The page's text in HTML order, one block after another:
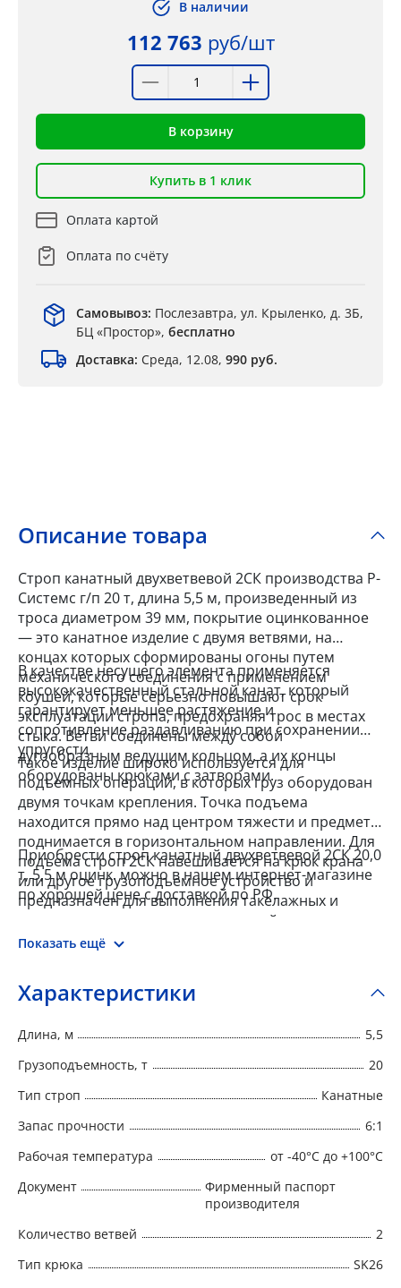
В наличии
112 763 руб/шт
В корзину
Купить в 1 клик
Оплата картой
Оплата по счёту
Самовывоз: Послезавтра, ул. Крыленко, д. 3Б,
БЦ «Простор», бесплатно
Доставка: Среда, 12.08, 990 руб.
Описание товара
Строп канатный двухветвевой 2СК производства Р-
Системс г/п 20 т, длина 5,5 м, произведенный из
троса диаметром 39 мм, покрытие оцинкованное
— это канатное изделие с двумя ветвями, на
концах которых сформированы огоны путем
механического соединения с применением
коушей, которые серьезно повышают срок
эксплуатации стропа, предохраняя трос в местах
стыка. Ветви соединены между собой
дугообразным ведущим кольцом, а их концы
оборудованы крюками с затворами.
В качестве несущего элемента применяется
высококачественный стальной канат, который
гарантирует меньшее растяжение и
сопротивление раздавливанию при сохранении
упругости.
Такое изделие широко используется для
подъемных операций, в которых груз оборудован
двумя точкам крепления. Точка подъема
находится прямо над центром тяжести и предмет
поднимается в горизонтальном направлении. Для
подъема строп 2СК навешивается на крюк крана
или другое грузоподъемное устройство и
предназначен для выполнения такелажных и
погрузочно-разгрузочных операций.
Приобрести строп канатный двухветвевой 2СК 20,0
т, 5,5 м оцинк. можно в нашем интернет-магазине
по хорошей цене с доставкой по РФ.
Показать ещё
Характеристики
Длина, м
5,5
Грузоподъемность, т
20
Тип строп
Канатные
Запас прочности
6:1
Рабочая температура
от -40°C до +100°C
Документ
Фирменный паспорт
производителя
Количество ветвей
2
Тип крюка
SK26